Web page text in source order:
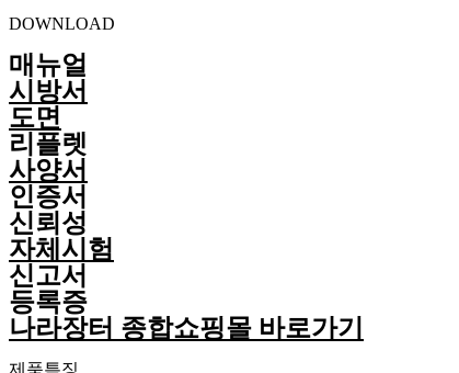
DOWNLOAD
매뉴얼
시방서
도면
리플렛
사양서
인증서
신뢰성
자체시험
신고서
등록증
나라장터 종합쇼핑몰 바로가기
제품특징